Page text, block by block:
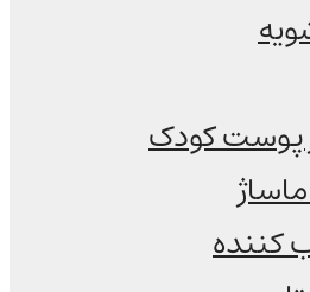
پوست کودک
کننده